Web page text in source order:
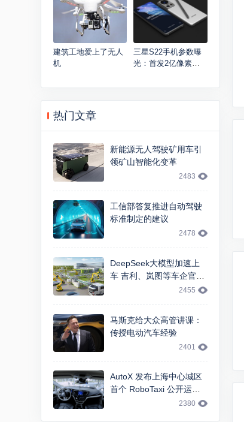
建筑工地爱上了无人
机
三星S22手机参数曝
光：首发2亿像素主
热门文章
新能源无人驾驶矿用车引
领矿山智能化变革
2483
工信部答复推进自动驾驶
标准制定的建议
2478
DeepSeek大模型加速上
车 吉利、岚图等车企官宣
2455
马斯克给大众高管讲课：
传授电动汽车经验
2401
AutoX 发布上海中心城区
首个 RoboTaxi 公开运
营，基于 FCA 大捷龙车型
2380